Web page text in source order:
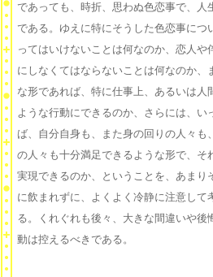
であっても、時折、思わぬ色恋事で、人
である。ゆえに特にそうした色恋事につ
ってはいけないことは何なのか、恋人や
にしなくてはならないことは何なのか、
な形であれば、特に仕事上、あるいは人
ような行動にできるのか、さらには、い
ば、自分自身も、また身の回りの人々も
の人々も十分満足できるような形で、そ
実現できるのか、ということを、あまり
に飲まれずに、よくよく冷静に注意して
る。くれぐれも後々、大きな間違いや後
動は控えるべきである。